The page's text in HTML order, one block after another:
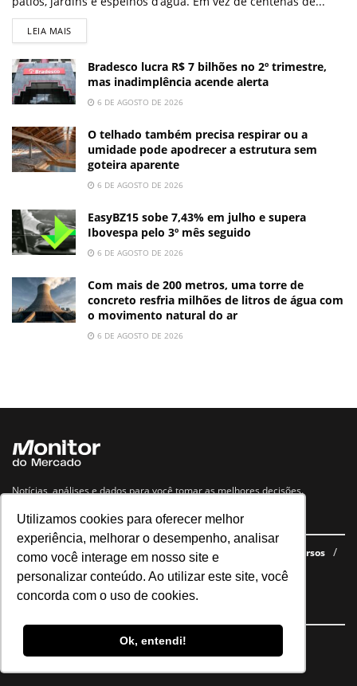
Utilizamos cookies para oferecer melhor
experiência, melhorar o desempenho, analisar
como você interage em nosso site e
personalizar conteúdo. Ao utilizar este site, você
concorda com o uso de cookies.
Ok, entendi!
LEIA MAIS
Bradesco lucra R$ 7 bilhões no 2º trimestre,
mas inadimplência acende alerta
6 DE AGOSTO DE 2026
O telhado também precisa respirar ou a
umidade pode apodrecer a estrutura sem
goteira aparente
6 DE AGOSTO DE 2026
EasyBZ15 sobe 7,43% em julho e supera
Ibovespa pelo 3º mês seguido
6 DE AGOSTO DE 2026
Com mais de 200 metros, uma torre de
concreto resfria milhões de litros de água com
o movimento natural do ar
6 DE AGOSTO DE 2026
Notícias, análises e dados para você tomar as melhores decisões.
Navegue no site
Últimas notícias Quem somos E-books gratuitos
Cursos
Política de privacidade